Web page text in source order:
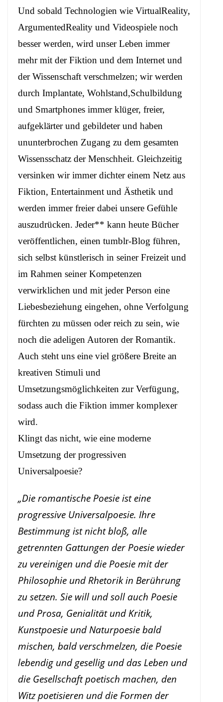
Und sobald Technologien wie VirtualReality,
ArgumentedReality und Videospiele noch
besser werden, wird unser Leben immer
mehr mit der Fiktion und dem Internet und
der Wissenschaft verschmelzen; wir werden
durch Implantate, Wohlstand,Schulbildung
und Smartphones immer klüger, freier,
aufgeklärter und gebildeter und haben
ununterbrochen Zugang zu dem gesamten
Wissensschatz der Menschheit. Gleichzeitig
versinken wir immer dichter einem Netz aus
Fiktion, Entertainment und Ästhetik und
werden immer freier dabei unsere Gefühle
auszudrücken. Jeder** kann heute Bücher
veröffentlichen, einen tumblr-Blog führen,
sich selbst künstlerisch in seiner Freizeit und
im Rahmen seiner Kompetenzen
verwirklichen und mit jeder Person eine
Liebesbeziehung eingehen, ohne Verfolgung
fürchten zu müssen oder reich zu sein, wie
noch die adeligen Autoren der Romantik.
Auch steht uns eine viel größere Breite an
kreativen Stimuli und
Umsetzungsmöglichkeiten zur Verfügung,
sodass auch die Fiktion immer komplexer
wird.
Klingt das nicht, wie eine moderne
Umsetzung der progressiven
Universalpoesie?
„Die romantische Poesie ist eine
progressive Universalpoesie. Ihre
Bestimmung ist nicht bloß, alle
getrennten Gattungen der Poesie wieder
zu vereinigen und die Poesie mit der
Philosophie und Rhetorik in Berührung
zu setzen. Sie will und soll auch Poesie
und Prosa, Genialität und Kritik,
Kunstpoesie und Naturpoesie bald
mischen, bald verschmelzen, die Poesie
lebendig und gesellig und das Leben und
die Gesellschaft poetisch machen, den
Witz poetisieren und die Formen der